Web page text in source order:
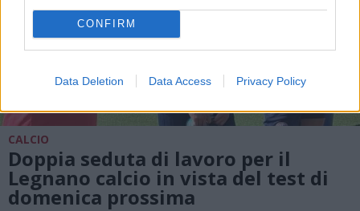
CONFIRM
Data Deletion Data Access Privacy Policy
CALCIO
Doppia seduta di lavoro per il
Legnano calcio in vista del test di
domenica prossima